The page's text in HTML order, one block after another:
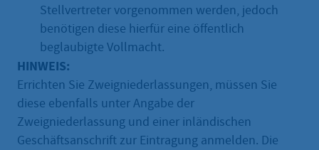
Stellvertreter vorgenommen werden, jedoch
benötigen diese hierfür eine öffentlich
beglaubigte Vollmacht.
HINWEIS:
Errichten Sie Zweigniederlassungen, müssen Sie
diese ebenfalls unter Angabe der
Zweigniederlassung und einer inländischen
Geschäftsanschrift zur Eintragung anmelden. Die